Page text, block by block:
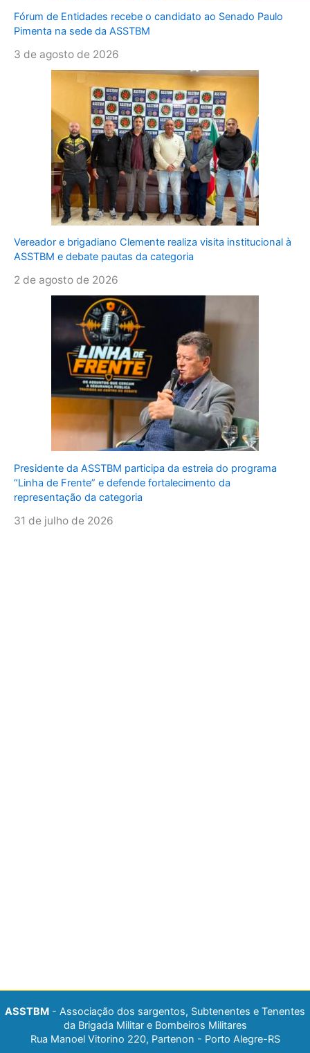
Fórum de Entidades recebe o candidato ao Senado Paulo
Pimenta na sede da ASSTBM
3 de agosto de 2026
Vereador e brigadiano Clemente realiza visita institucional à
ASSTBM e debate pautas da categoria
2 de agosto de 2026
Presidente da ASSTBM participa da estreia do programa
“Linha de Frente” e defende fortalecimento da
representação da categoria
31 de julho de 2026
ASSTBM - Associação dos sargentos, Subtenentes e Tenentes
da Brigada Militar e Bombeiros Militares
Rua Manoel Vitorino 220, Partenon - Porto Alegre-RS